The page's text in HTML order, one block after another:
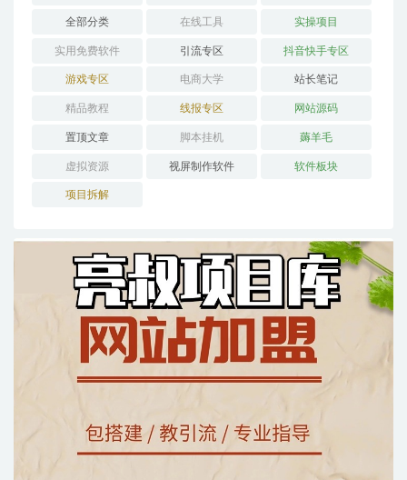
全部分类 在线工具 实操项目
实用免费软件 引流专区 抖音快手专区
游戏专区 电商大学 站长笔记
精品教程 线报专区 网站源码
置顶文章 脚本挂机 薅羊毛
虚拟资源 视屏制作软件 软件板块
项目拆解